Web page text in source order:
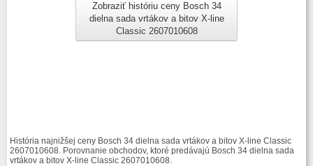
Zobraziť históriu ceny Bosch 34
dielna sada vrtákov a bitov X-line
Classic 2607010608
História najnižšej ceny Bosch 34 dielna sada vrtákov a bitov X-line Classic
2607010608. Porovnanie obchodov, ktoré predávajú Bosch 34 dielna sada
vrtákov a bitov X-line Classic 2607010608.